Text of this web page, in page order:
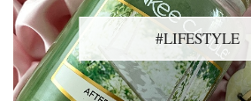
#LIFESTYLE